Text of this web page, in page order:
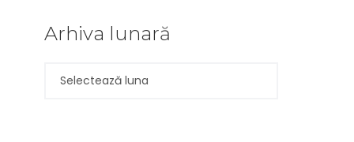
Arhiva lunară